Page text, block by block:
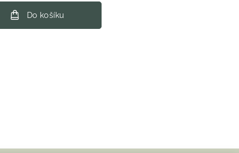
Do košíku